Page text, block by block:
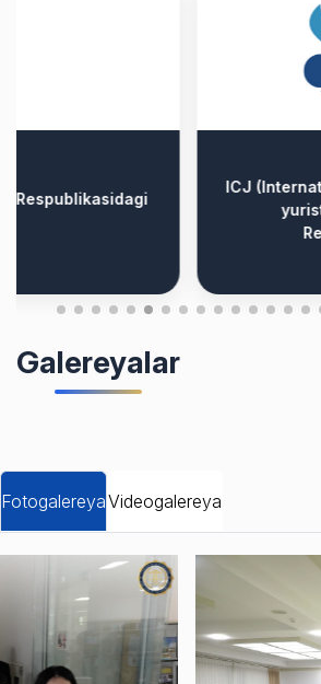
ICJ (International Commission of
yuristlar komissiyasining
Respublikasidagi
Galereyalar
FotogalereyaVideogalereya